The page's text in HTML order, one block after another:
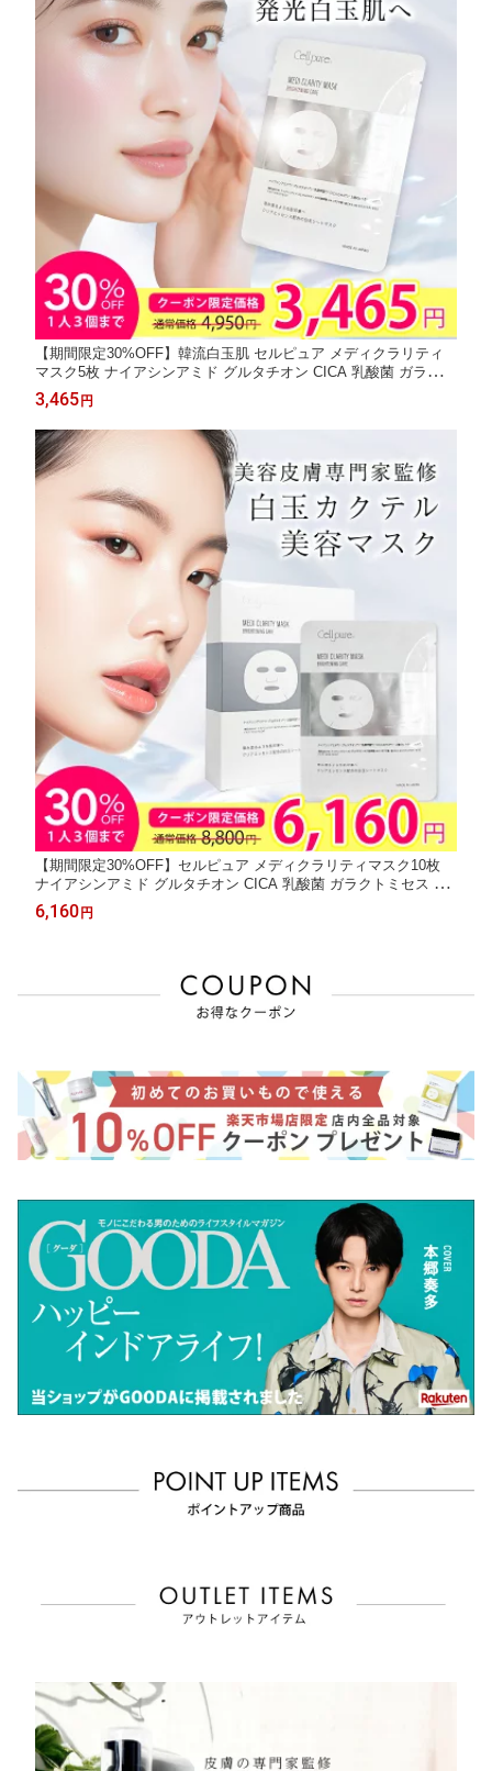
【期間限定30%OFF】韓流白玉肌 セルピュア メディクラリティ
マスク5枚 ナイアシンアミド グルタチオン CICA 乳酸菌 ガラクト
ミセス サリチル酸 フェイスパック 敏感肌 ドクターズコスメ 乾燥
しわ 目元 ほうれい線 cellpure 毛穴 肌荒れ 美白
3,465 円
【期間限定30%OFF】セルピュア メディクラリティマスク10枚
ナイアシンアミド グルタチオン CICA 乳酸菌 ガラクトミセス サ
リチル酸 フェイスパック マスク 保湿 敏感肌 ドクターズコスメ
乾燥 しわ 目元 cellpure 毛穴 肌荒れ 美白
6,160 円